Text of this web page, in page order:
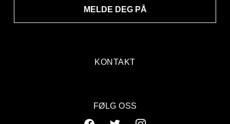
KONTAKT
MELDE DEG PÅ
FØLG OSS